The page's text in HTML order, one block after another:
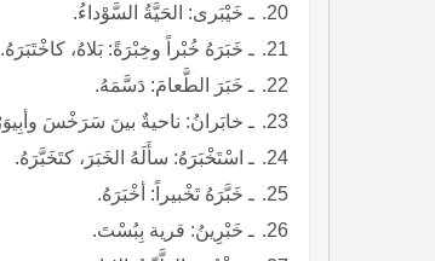
ـ خَيْبَرى: الحَيَّةُ السَّوْداءُ.
ـ خَبَرَهُ خُبْراً وخِبْرَةً: بَلاهُ، كاخْتَبَرَهُ.
ـ خَبَرَ الطَّعامَ: دَسَّمَهُ.
ـ خابَرانُ: ناحيةٌ بينَ سَرَخْسَ
ـ اسْتَخْبَرَهُ: سأَلَهُ الخَبَرَ، كتَخَبَّرَهُ.
ـ خَبَّرَهُ تَخْبيراً: أخْبَرَهُ.
ـ خَبْرِينُ: قرية بِبُسْتَ.